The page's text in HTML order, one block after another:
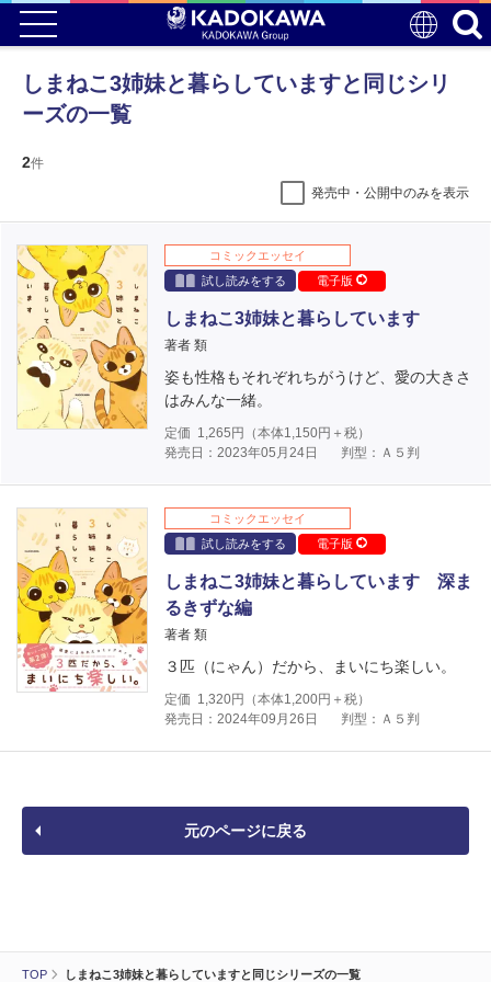
TOP しまねこ3姉妹と暮らしていますと同じシリーズの一覧
しまねこ3姉妹と暮らしていますと同じシリ
ーズの一覧
2件
発売中・公開中のみを表示
コミックエッセイ
試し読みをする
電子版
しまねこ3姉妹と暮らしています
著者 類
姿も性格もそれぞれちがうけど、愛の大きさ
はみんな一緒。
定価 1,265 円（本体1,150円＋税）
発売日：2023年05月24日
判型：Ａ５判
コミックエッセイ
試し読みをする
電子版
しまねこ3姉妹と暮らしています 深ま
るきずな編
著者 類
３匹（にゃん）だから、まいにち楽しい。
定価 1,320円（本体1,200円＋税）
発売日：2024年09月26日
判型：Ａ５判
元のページに戻る